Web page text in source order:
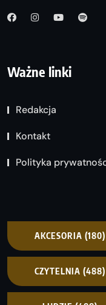
Ważne linki
Redakcja
Kontakt
Polityka
AKCESORIA (180)
CZYTELNIA (488)